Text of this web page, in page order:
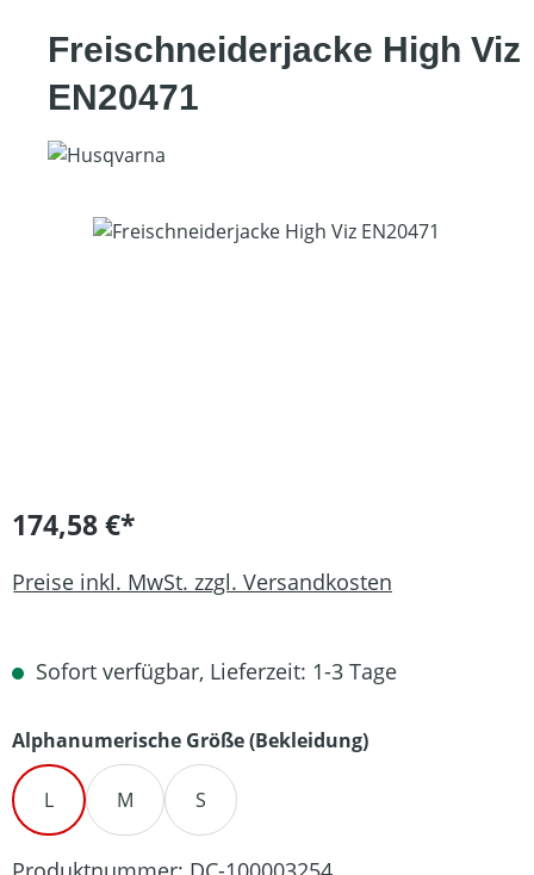
Freischneiderjacke High Viz
EN20471
Bildergalerie überspringen
174,58 €*
Preise inkl. MwSt. zzgl. Versandkosten
Sofort verfügbar, Lieferzeit: 1-3 Tage
Alphanumerische Größe (Bekleidung)auswählen
L M S